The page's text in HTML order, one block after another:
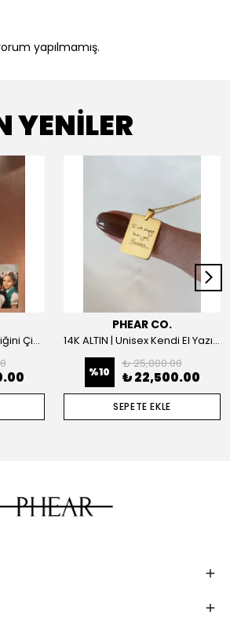
yapılmamış.
YENİLER
14K ALTIN | Unisex İstediğini Çizdir Kolye
PHEAR CO.
14K ALTIN | Unisex Kendi El Yazın ile İstediğini Yazdır Plaka Kolye
%10
₺ 25,000.00
₺ 22,500.00
SEPETE EKLE